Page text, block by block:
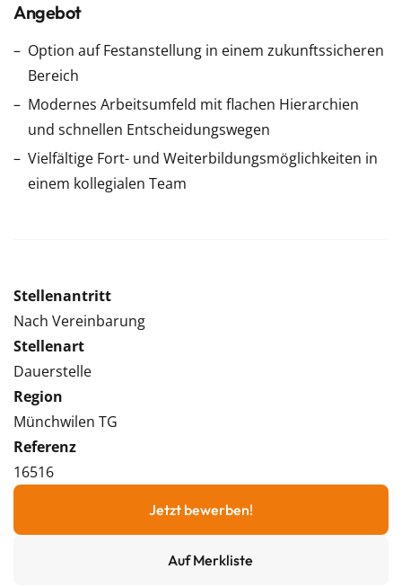
Angebot
Option auf Festanstellung in einem zukunftssicheren
Bereich
Modernes Arbeitsumfeld mit flachen Hierarchien
und schnellen Entscheidungswegen
Vielfältige Fort- und Weiterbildungsmöglichkeiten in
einem kollegialen Team
Stellenantritt
Nach Vereinbarung
Stellenart
Dauerstelle
Region
Münchwilen TG
Referenz
16516
Jetzt bewerben!
Auf Merkliste